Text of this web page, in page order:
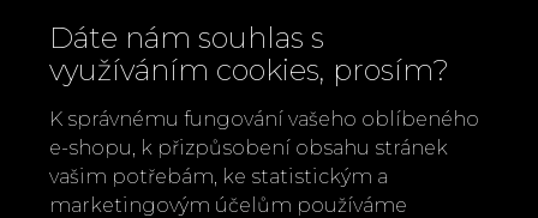
Dáte nám souhlas s
využíváním cookies, prosím?
K správnému fungování vašeho oblíbeného
e-shopu, k přizpůsobení obsahu stránek
vašim potřebám, ke statistickým a
marketingovým účelům používáme